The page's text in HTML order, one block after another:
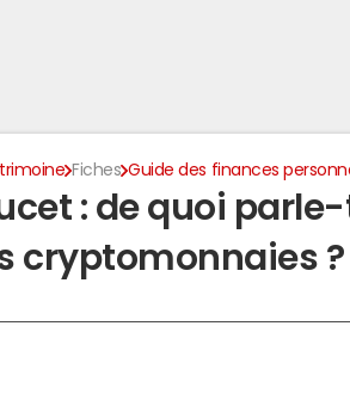
Fiches Guide des finances
: de quoi
cryptomonnaies ?